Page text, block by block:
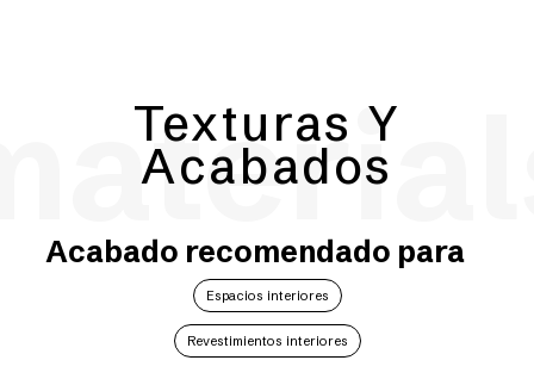
Texturas Y
Acabados
Acabado recomendado para
Espacios interiores
Revestimientos interiores